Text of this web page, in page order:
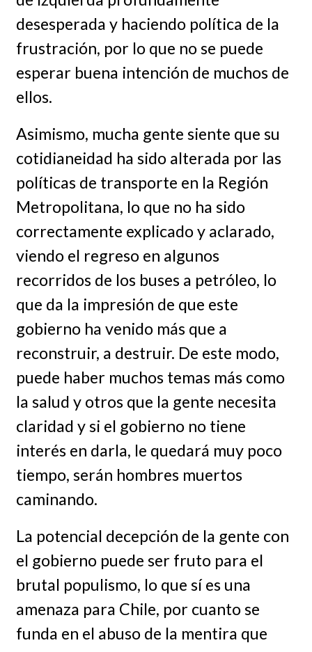
desesperada y haciendo política de la
frustración, por lo que no se puede
esperar buena intención de muchos de
ellos.
Asimismo, mucha gente siente que su
cotidianeidad ha sido alterada por las
políticas de transporte en la Región
Metropolitana, lo que no ha sido
correctamente explicado y aclarado,
viendo el regreso en algunos
recorridos de los buses a petróleo, lo
que da la impresión de que este
gobierno ha venido más que a
reconstruir, a destruir. De este modo,
puede haber muchos temas más como
la salud y otros que la gente necesita
claridad y si el gobierno no tiene
interés en darla, le quedará muy poco
tiempo, serán hombres muertos
caminando.
La potencial decepción de la gente con
el gobierno puede ser fruto para el
brutal populismo, lo que sí es una
amenaza para Chile, por cuanto se
funda en el abuso de la mentira que